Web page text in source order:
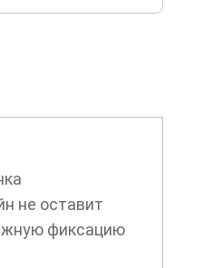
не оставит
фиксацию